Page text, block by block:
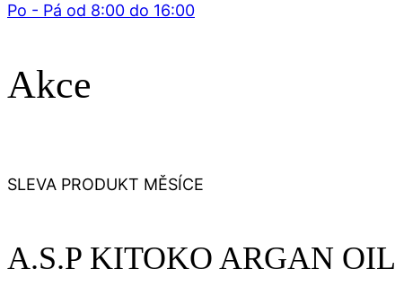
Po - Pá od 8:00 do 16:00
Akce
SLEVA PRODUKT MĚSÍCE
A.S.P KITOKO ARGAN OIL